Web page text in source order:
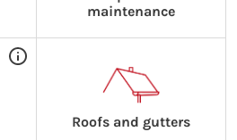
maintenance
Roofs and gutters